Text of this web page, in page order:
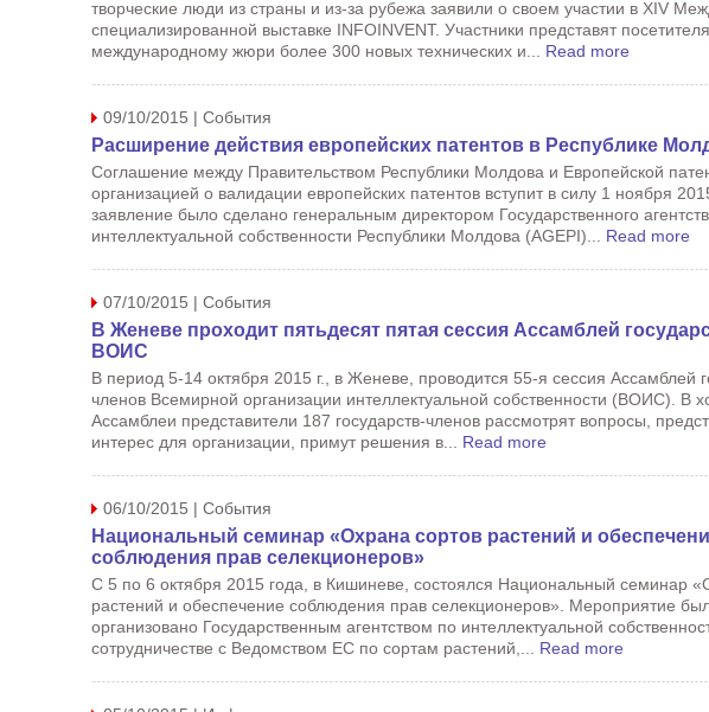
творческие люди из страны и из-за рубежа заявили о своем участии в XIV
специализированной выставке INFOINVENT. Участники представят
международному жюри более 300 новых технических и... Read more
09/10/2015 | События
Расширение действия европейских патентов в Республике
Соглашение между Правительством Республики Молдова и Европейской
организацией о валидации европейских патентов вступит в силу 1 ноября
заявление было сделано генеральным директором Государственного
интеллектуальной собственности Республики Молдова (AGEPI)... Read more
07/10/2015 | События
В Женеве проходит пятьдесят пятая сессия Ассамблей
ВОИС
В период 5-14 октября 2015 г., в Женеве, проводится 55-я сессия Ассамблей
членов Всемирной организации интеллектуальной собственности (ВОИС). В
Ассамблеи представители 187 государств-членов рассмотрят вопросы,
интерес для организации, примут решения в... Read more
06/10/2015 | События
Национальный семинар «Охрана сортов растений и
соблюдения прав селекционеров»
С 5 по 6 октября 2015 года, в Кишиневе, состоялся Национальный семинар
растений и обеспечение соблюдения прав селекционеров». Мероприятие
организовано Государственным агентством по интеллектуальной
сотрудничестве с Ведомством ЕС по сортам растений,... Read more